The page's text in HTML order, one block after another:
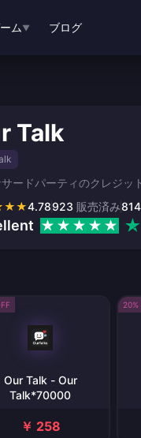
ム ▼ ブログ
Talk
ードパーティのクレジッ
★★4.78 814
923 販売済み
Our Talk - Our
Talk*70000
￥ 258
20%